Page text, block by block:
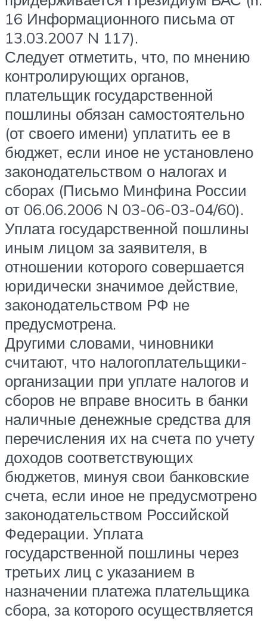
16 Информационного письма от
13.03.2007 N 117).
Следует отметить, что, по мнению
контролирующих органов,
плательщик государственной
пошлины обязан самостоятельно
(от своего имени) уплатить ее в
бюджет, если иное не установлено
законодательством о налогах и
сборах (Письмо Минфина России
от 06.06.2006 N 03-06-03-04/60).
Уплата государственной пошлины
иным лицом за заявителя, в
отношении которого совершается
юридически значимое действие,
законодательством РФ не
предусмотрена.
Другими словами, чиновники
считают, что налогоплательщики-
организации при уплате налогов и
сборов не вправе вносить в банки
наличные денежные средства для
перечисления их на счета по учету
доходов соответствующих
бюджетов, минуя свои банковские
счета, если иное не предусмотрено
законодательством Российской
Федерации. Уплата
государственной пошлины через
третьих лиц с указанием в
назначении платежа плательщика
сбора, за которого осуществляется